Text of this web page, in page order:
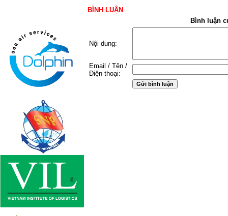
BÌNH LUẬN
Bình luận
Nội dung:
Email / Tên /
Điện thoại: